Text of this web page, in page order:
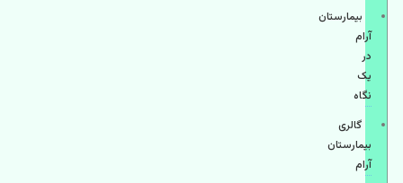
بیمارستان
آرام
در
یک
نگاه
گالری
بیمارستان
آرام